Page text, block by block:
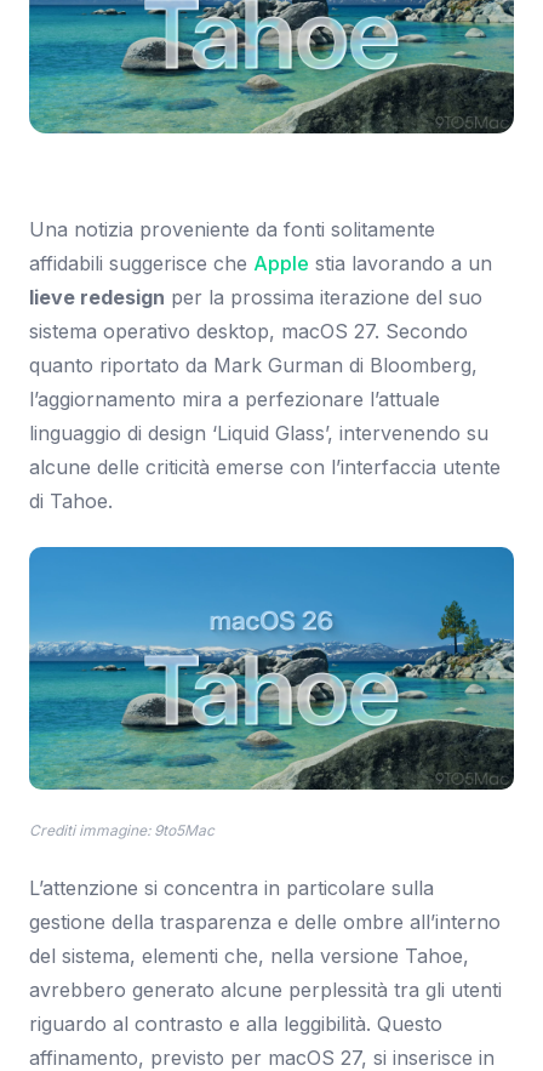
Una notizia proveniente da fonti solitamente
affidabili suggerisce che Apple stia lavorando a un
lieve redesign per la prossima iterazione del suo
sistema operativo desktop, macOS 27. Secondo
quanto riportato da Mark Gurman di Bloomberg,
l’aggiornamento mira a perfezionare l’attuale
linguaggio di design ‘Liquid Glass’, intervenendo su
alcune delle criticità emerse con l’interfaccia utente
di Tahoe.
Crediti immagine: 9to5Mac
L’attenzione si concentra in particolare sulla
gestione della trasparenza e delle ombre all’interno
del sistema, elementi che, nella versione Tahoe,
avrebbero generato alcune perplessità tra gli utenti
riguardo al contrasto e alla leggibilità. Questo
affinamento, previsto per macOS 27, si inserisce in